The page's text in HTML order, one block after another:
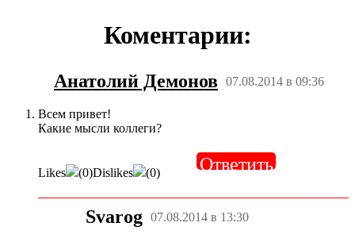
Коментарии:
Анатолий Демонов 07.08.2014 в 09:36
Всем привет!
Какие мысли коллеги?
Likes (0)Dislikes (0) Ответить
Svarog 07.08.2014 в 13:30